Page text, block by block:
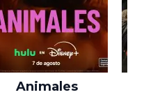
Animales